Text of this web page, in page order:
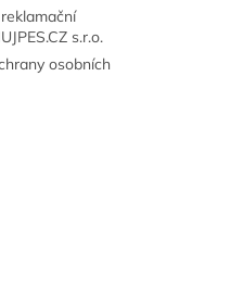
s.r.o.
osobních